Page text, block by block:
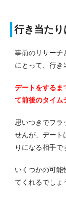
行き当た
事前のリサーチ
にとって、行き
デートをするま
て前後のタイム
思いつきでフラ
せんが、デート
りになる相手で
いくつかの可能
てくれるでしょ